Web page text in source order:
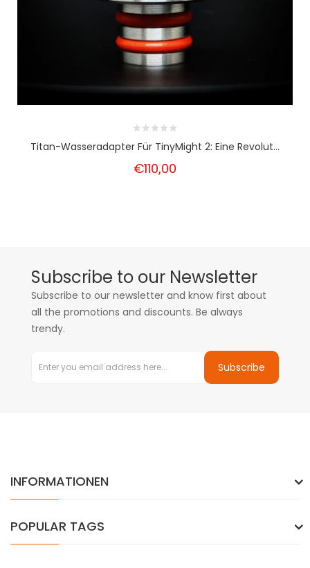
Titan-Wasseradapter Für TinyMight 2: Eine Revolut...
€110,00
Subscribe to our Newsletter
Subscribe to our newsletter and know first about
all the promotions and discounts. Be always
trendy.
Subscribe
INFORMATIONEN
POPULAR TAGS